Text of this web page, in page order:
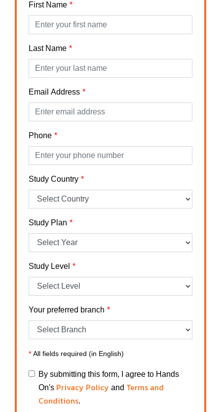
First Name
Last Name
Email Address
Phone
Study Country
Study Plan
Study Level
Your preferred branch
* All fields required (in English)
By submitting this form, I agree to Hands
On's Privacy Policy and Terms and
Conditions.